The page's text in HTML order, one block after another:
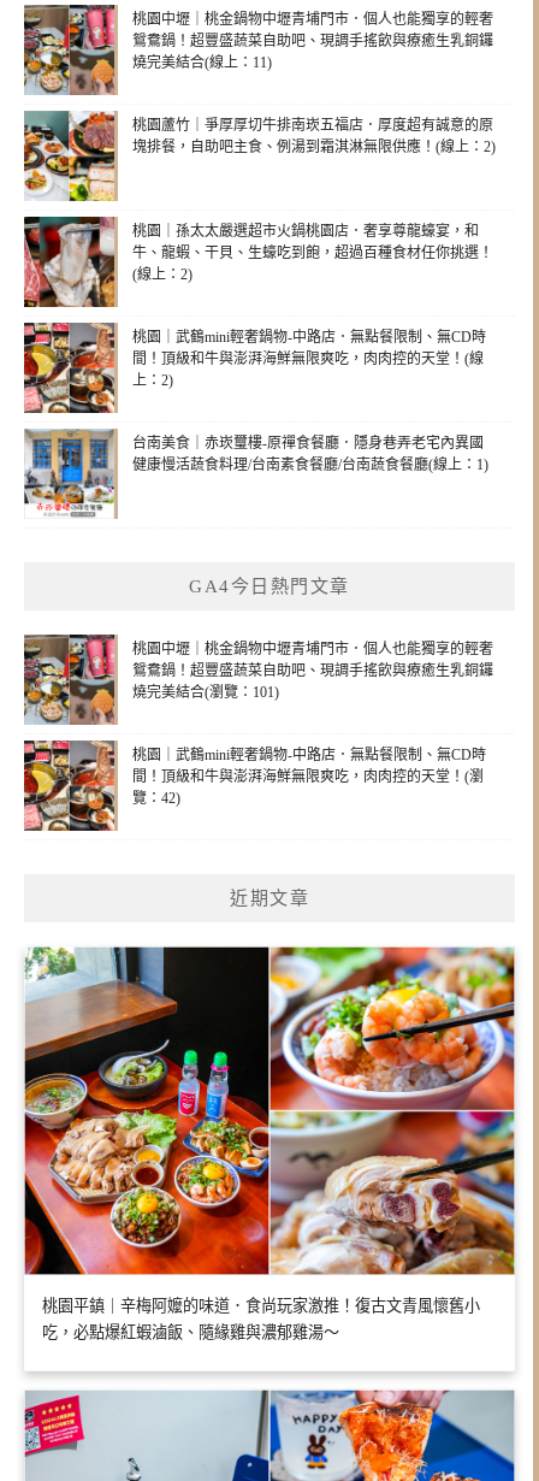
桃園中壢｜桃金鍋物中壢青埔門市．個人也能獨享的輕奢
鴛鴦鍋！超豐盛蔬菜自助吧、現調手搖飲與療癒生乳銅鑼
燒完美結合(線上：11)
桃園蘆竹｜爭厚厚切牛排南崁五福店．厚度超有誠意的原
塊排餐，自助吧主食、例湯到霜淇淋無限供應！(線上：2)
桃園｜孫太太嚴選超市火鍋桃園店．奢享尊龍蠔宴，和
牛、龍蝦、干貝、生蠔吃到飽，超過百種食材任你挑選！
(線上：2)
桃園｜武鶴mini輕奢鍋物-中路店．無點餐限制、無CD時
間！頂級和牛與澎湃海鮮無限爽吃，肉肉控的天堂！(線
上：2)
台南美食｜赤崁璽樓-原禪食餐廳．隱身巷弄老宅內異國
健康慢活蔬食料理/台南素食餐廳/台南蔬食餐廳(線上：1)
GA4今日熱門文章
桃園中壢｜桃金鍋物中壢青埔門市．個人也能獨享的輕奢
鴛鴦鍋！超豐盛蔬菜自助吧、現調手搖飲與療癒生乳銅鑼
燒完美結合(瀏覽：101)
桃園｜武鶴mini輕奢鍋物-中路店．無點餐限制、無CD時
間！頂級和牛與澎湃海鮮無限爽吃，肉肉控的天堂！(瀏
覽：42)
近期文章
桃園平鎮｜辛梅阿嬤的味道．食尚玩家激推！復古文青風懷舊小
吃，必點爆紅蝦滷飯、隨緣雞與濃郁雞湯～